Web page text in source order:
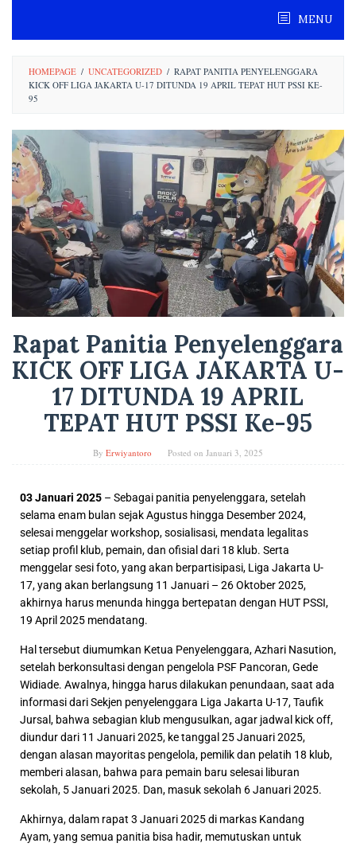
MENU
HOMEPAGE / UNCATEGORIZED / RAPAT PANITIA PENYELENGGARA
KICK OFF LIGA JAKARTA U-17 DITUNDA 19 APRIL TEPAT HUT PSSI KE-
95
Rapat Panitia Penyelenggara
KICK OFF LIGA JAKARTA U-
17 DITUNDA 19 APRIL
TEPAT HUT PSSI Ke-95
By Erwiyantoro Posted on Januari 3, 2025
03 Januari 2025 – Sebagai panitia penyelenggara, setelah
selama enam bulan sejak Agustus hingga Desember 2024,
selesai menggelar workshop, sosialisasi, mendata legalitas
setiap profil klub, pemain, dan ofisial dari 18 klub. Serta
menggelar sesi foto, yang akan berpartisipasi, Liga Jakarta U-
17, yang akan berlangsung 11 Januari – 26 Oktober 2025,
akhirnya harus menunda hingga bertepatan dengan HUT PSSI,
19 April 2025 mendatang.
Hal tersebut diumumkan Ketua Penyelenggara, Azhari Nasution,
setelah berkonsultasi dengan pengelola PSF Pancoran, Gede
Widiade. Awalnya, hingga harus dilakukan penundaan, saat ada
informasi dari Sekjen penyelenggara Liga Jakarta U-17, Taufik
Jursal, bahwa sebagian klub mengusulkan, agar jadwal kick off,
diundur dari 11 Januari 2025, ke tanggal 25 Januari 2025,
dengan alasan mayoritas pengelola, pemilik dan pelatih 18 klub,
memberi alasan, bahwa para pemain baru selesai liburan
sekolah, 5 Januari 2025. Dan, masuk sekolah 6 Januari 2025.
Akhirnya, dalam rapat 3 Januari 2025 di markas Kandang
Ayam, yang semua panitia bisa hadir, memutuskan untuk